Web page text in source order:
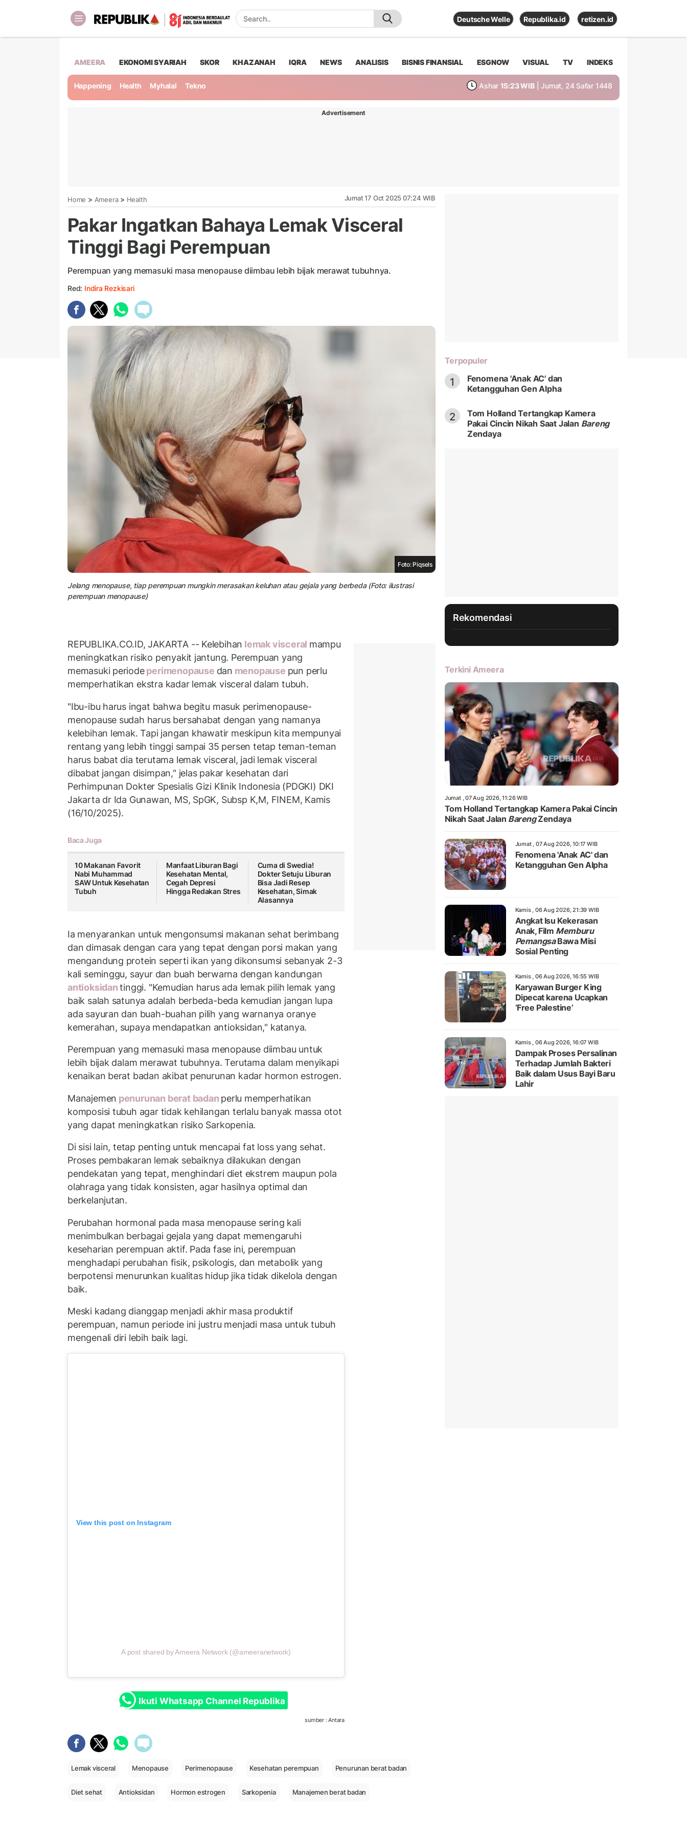
Deutsche Welle Republika.id retizen.id
AMEERA EKONOMI SYARIAH SKOR KHAZANAH IQRA NEWS ANALISIS BISNIS FINANSIAL ESGNOW VISUAL TV INDEKS
Happening Health Myhalal Tekno Ashar 15:23 WIB | Jumat, 24 Safar 1448
Advertisement
Home > Ameera> Health Jumat 17 Oct 2025 07:24 WIB
Pakar Ingatkan Bahaya Lemak Visceral
Tinggi Bagi Perempuan
Perempuan yang memasuki masa menopause diimbau lebih bijak merawat tubuhnya.
Red: Indira Rezkisari
Foto: Piqsels
Jelang menopause, tiap perempuan mungkin merasakan keluhan atau gejala yang berbeda (Foto: ilustrasi
perempuan menopause)
REPUBLIKA.CO.ID, JAKARTA -- Kelebihan lemak visceral mampu
meningkatkan risiko penyakit jantung. Perempuan yang
memasuki periodeperimenopause dan menopause pun perlu
memperhatikan ekstra kadar lemak visceral dalam tubuh.
"Ibu-ibu harus ingat bahwa begitu masuk perimenopause-
menopause sudah harus bersahabat dengan yang namanya
kelebihan lemak. Tapi jangan khawatir meskipun kita mempunyai
rentang yang lebih tinggi sampai 35 persen tetap teman-teman
harus babat dia terutama lemak visceral, jadi lemak visceral
dibabat jangan disimpan," jelas pakar kesehatan dari
Perhimpunan Dokter Spesialis Gizi Klinik Indonesia (PDGKI) DKI
Jakarta dr Ida Gunawan, MS, SpGK, Subsp K,M, FINEM, Kamis
(16/10/2025).
Baca Juga
10 Makanan Favorit
Nabi Muhammad
SAW Untuk Kesehatan
Tubuh
Manfaat Liburan Bagi
Kesehatan Mental,
Cegah Depresi
Hingga Redakan Stres
Cuma di Swedia!
Dokter Setuju Liburan
Bisa Jadi Resep
Kesehatan, Simak
Alasannya
Ia menyarankan untuk mengonsumsi makanan sehat berimbang
dan dimasak dengan cara yang tepat dengan porsi makan yang
mengandung protein seperti ikan yang dikonsumsi sebanyak 2-3
kali seminggu, sayur dan buah berwarna dengan kandungan
antioksidantinggi. "Kemudian harus ada lemak pilih lemak yang
baik salah satunya adalah berbeda-beda kemudian jangan lupa
ada sayuran dan buah-buahan pilih yang warnanya oranye
kemerahan, supaya mendapatkan antioksidan," katanya.
Perempuan yang memasuki masa menopause diimbau untuk
lebih bijak dalam merawat tubuhnya. Terutama dalam menyikapi
kenaikan berat badan akibat penurunan kadar hormon estrogen.
Manajemen penurunan berat badan perlu memperhatikan
komposisi tubuh agar tidak kehilangan terlalu banyak massa otot
yang dapat meningkatkan risiko Sarkopenia.
Di sisi lain, tetap penting untuk mencapai fat loss yang sehat.
Proses pembakaran lemak sebaiknya dilakukan dengan
pendekatan yang tepat, menghindari diet ekstrem maupun pola
olahraga yang tidak konsisten, agar hasilnya optimal dan
berkelanjutan.
Perubahan hormonal pada masa menopause sering kali
menimbulkan berbagai gejala yang dapat memengaruhi
keseharian perempuan aktif. Pada fase ini, perempuan
menghadapi perubahan fisik, psikologis, dan metabolik yang
berpotensi menurunkan kualitas hidup jika tidak dikelola dengan
baik.
Meski kadang dianggap menjadi akhir masa produktif
perempuan, namun periode ini justru menjadi masa untuk tubuh
mengenali diri lebih baik lagi.
View this post on Instagram
A post shared by Ameera Network (@ameeranetwork)
Ikuti Whatsapp Channel Republika
sumber : Antara
Lemak visceral Menopause Perimenopause Kesehatan perempuan Penurunan berat badan
Diet sehat Antioksidan Hormon estrogen Sarkopenia Manajemen berat badan
Terpopuler
1
Fenomena 'Anak AC' dan
Ketangguhan Gen Alpha
2
Tom Holland Tertangkap Kamera
Pakai Cincin Nikah Saat Jalan Bareng
Zendaya
Rekomendasi
Terkini Ameera
Jumat , 07 Aug 2026, 11:26 WIB
Tom Holland Tertangkap Kamera Pakai Cincin
Nikah Saat Jalan BarengZendaya
Jumat , 07 Aug 2026, 10:17 WIB
Fenomena 'Anak AC' dan
Ketangguhan Gen Alpha
Kamis , 06 Aug 2026, 21:39 WIB
Angkat Isu Kekerasan
Anak, Film Memburu
PemangsaBawa Misi
Sosial Penting
Kamis , 06 Aug 2026, 16:55 WIB
Karyawan Burger King
Dipecat karena Ucapkan
‘Free Palestine’
Kamis , 06 Aug 2026, 16:07 WIB
Dampak Proses Persalinan
Terhadap Jumlah Bakteri
Baik dalam Usus Bayi Baru
Lahir